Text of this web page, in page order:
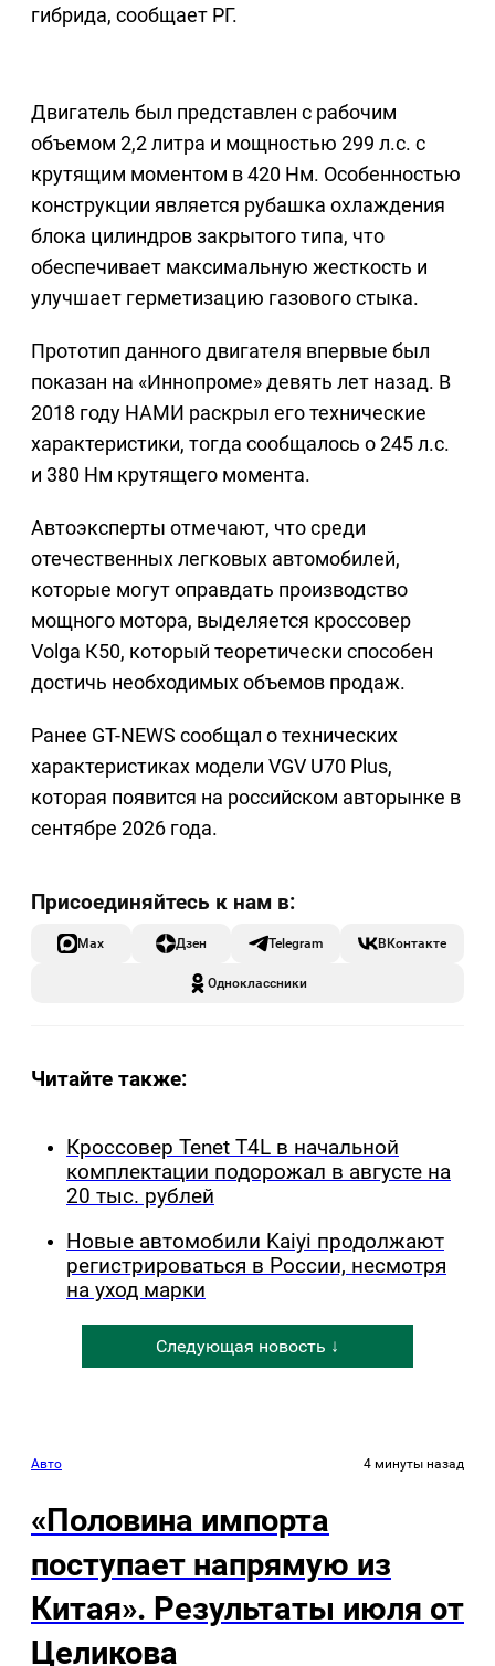
гибрида, сообщает РГ.
Двигатель был представлен с рабочим
объемом 2,2 литра и мощностью 299 л.с. с
крутящим моментом в 420 Нм. Особенностью
конструкции является рубашка охлаждения
блока цилиндров закрытого типа, что
обеспечивает максимальную жесткость и
улучшает герметизацию газового стыка.
Прототип данного двигателя впервые был
показан на «Иннопроме» девять лет назад. В
2018 году НАМИ раскрыл его технические
характеристики, тогда сообщалось о 245 л.с.
и 380 Нм крутящего момента.
Автоэксперты отмечают, что среди
отечественных легковых автомобилей,
которые могут оправдать производство
мощного мотора, выделяется кроссовер
Volga К50, который теоретически способен
достичь необходимых объемов продаж.
Ранее GT-NEWS сообщал о технических
характеристиках модели VGV U70 Plus,
которая появится на российском авторынке в
сентябре 2026 года.
Max Дзен Telegram ВКонтакте
Одноклассники
Читайте также:
Кроссовер Tenet T4L в начальной
комплектации подорожал в августе на
20 тыс. рублей
Новые автомобили Kaiyi продолжают
регистрироваться в России, несмотря
на уход марки
Следующая новость ↓
Авто 4 минуты назад
«Половина импорта
поступает напрямую из
Китая». Результаты июля от
Целикова